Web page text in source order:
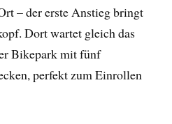
– der erste Anstieg bringt
Dort wartet gleich das
Bikepark mit fünf
perfekt zum Einrollen